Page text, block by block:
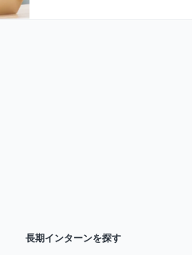
長期インターンを探す